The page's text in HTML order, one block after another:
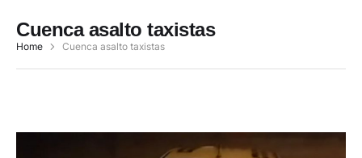
Cuenca asalto taxistas
Home Cuenca asalto taxistas